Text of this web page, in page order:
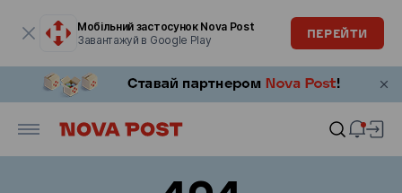
Мобільний застосунок Nova Post
Завантажуй в Google Play
ПЕРЕЙТИ